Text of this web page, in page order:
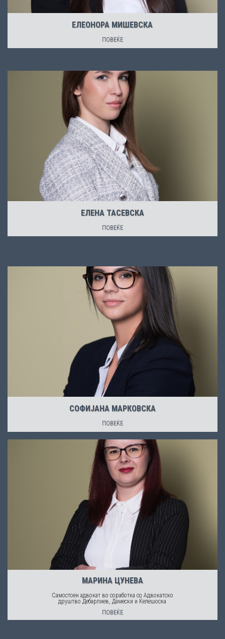
ЕЛЕОНОРА МИШЕВСКА
ПОВЕЌЕ
ЕЛЕНА ТАСЕВСКА
ПОВЕЌЕ
СОФИЈАНА МАРКОВСКА
ПОВЕЌЕ
МАРИНА ЦУНЕВА
Самостоен адвокат во соработка со Адвокатско
друштво Дебарлиев, Дамески и Ќелешоска
ПОВЕЌЕ